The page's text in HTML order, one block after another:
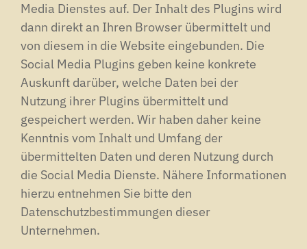
Media Dienstes auf. Der Inhalt des Plugins wird
dann direkt an Ihren Browser übermittelt und
von diesem in die Website eingebunden. Die
Social Media Plugins geben keine konkrete
Auskunft darüber, welche Daten bei der
Nutzung ihrer Plugins übermittelt und
gespeichert werden. Wir haben daher keine
Kenntnis vom Inhalt und Umfang der
übermittelten Daten und deren Nutzung durch
die Social Media Dienste. Nähere Informationen
hierzu entnehmen Sie bitte den
Datenschutzbestimmungen dieser
Unternehmen.